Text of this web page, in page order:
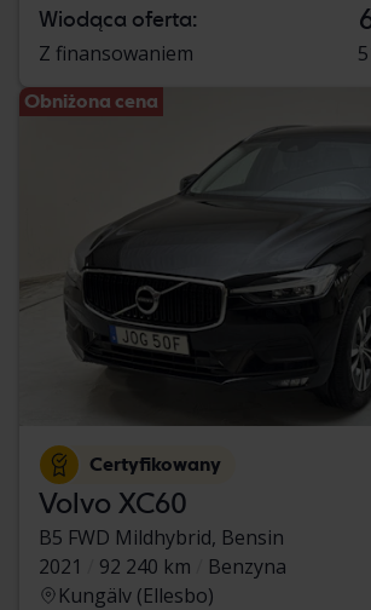
Wiodąca oferta:
Z finansowaniem
Obniżona cena
Certyfikowany
Volvo XC60
B5 FWD Mildhybrid, Bensin
2021
92 240 km
Benzyna
Kungälv (Ellesbo)